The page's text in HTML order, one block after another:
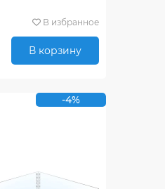
В избранное
В корзину
-4%